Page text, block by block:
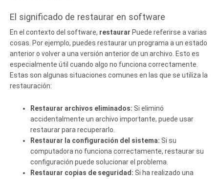
El significado de restaurar en software
En el contexto del software, restaurar Puede referirse a varias
cosas. Por ejemplo, puedes restaurar un programa a un estado
anterior o volver a una versión anterior de un archivo. Esto es
especialmente útil cuando algo no funciona correctamente.
Estas son algunas situaciones comunes en las que se utiliza la
restauración:
Restaurar archivos eliminados: Si eliminó
accidentalmente un archivo importante, puede usar
restaurar para recuperarlo.
Restaurar la configuración del sistema: Si su
computadora no funciona correctamente, restaurar su
configuración puede solucionar el problema.
Restaurar copias de seguridad: Si ha realizado una